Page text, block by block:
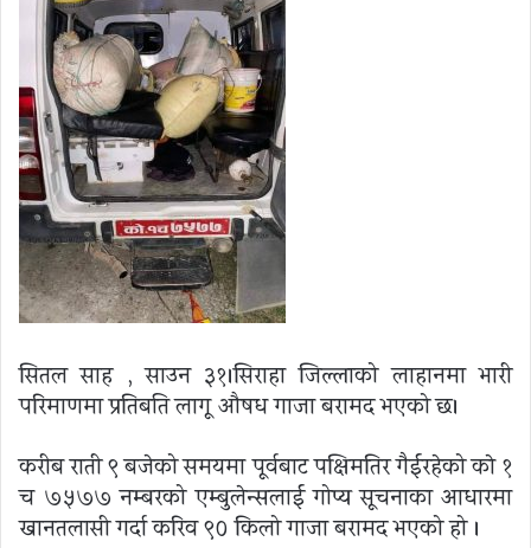
सितल साह , साउन ३१।सिराहा जिल्लाको लाहानमा भारी
परिमाणमा प्रतिबन्धित लागू औषध गाजा बरामद भएको छ।
करीब राती ९ बजेको समयमा पूर्वबाट पक्षिमतिर गैईरहेको काे १
च ७५७७ नम्बरको एम्बुलेन्सलाई गोप्य सूचनाका आधारमा
खानतलासी गर्दा करिव ९० किलो गाजा बरामद भएको हो ।